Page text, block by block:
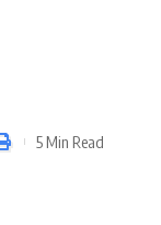
5 Min Read